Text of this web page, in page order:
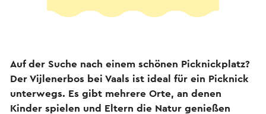
Auf der Suche nach einem schönen Picknickplatz?
Der Vijlenerbos bei Vaals ist ideal für ein Picknick
unterwegs. Es gibt mehrere Orte, an denen
Kinder spielen und Eltern die Natur genießen